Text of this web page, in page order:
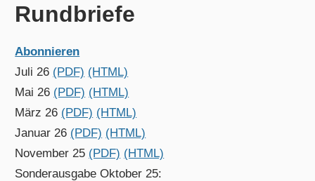
Rundbriefe
Abonnieren
Juli 26 (PDF) (HTML)
Mai 26 (PDF) (HTML)
März 26 (PDF) (HTML)
Januar 26 (PDF) (HTML)
November 25 (PDF) (HTML)
Sonderausgabe Oktober 25: